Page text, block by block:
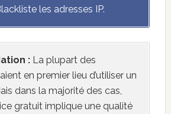
les adresses IP.
: La plupart des
en premier lieu d’utiliser un
dans la majorité des cas,
gratuit implique une qualité